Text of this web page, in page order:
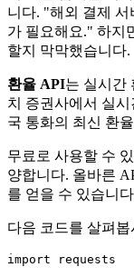
니다. "해외 결제 서
가 필요해요." 하지
할지 막막했습니다.
환율 API는 실시간
치 증권사에서 실
국 통화의 최신 환
무료로 사용할 수
양합니다. 올바른
를 얻을 수 있습니
다음 코드를 살펴봅
import requests